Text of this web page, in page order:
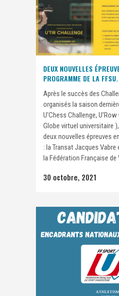
DEUX NOUVELLES
PROGRAMME DE LA FFSU.
Après le succès des
organisés la saison
U'Chess Challenge, U'Row
Globe virtuel universitaire
deux nouvelles épreuves
: la Transat Jacques
la Fédération Française de
30 octobre, 2021